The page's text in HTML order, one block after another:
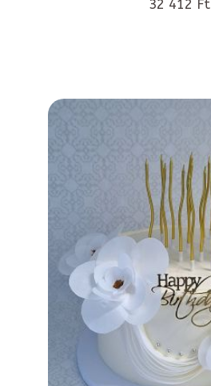
32 412 Ft